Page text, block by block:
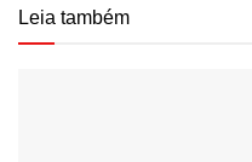
Leia também